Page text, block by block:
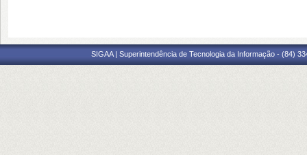
SIGAA | Superintendência de Tecnologia da Informação - (84)